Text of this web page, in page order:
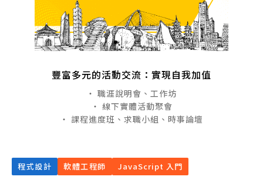
豐富多元的活動交流：實現自我加值
・ 職涯說明會、工作坊
・ 線下實體活動聚會
・ 課程進度班、求職小組、時事論壇
程式設計 軟體工程師 JavaScript 入門